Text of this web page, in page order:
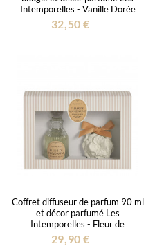
Intemporelles - Vanille Dorée
32,50 €
Coffret diffuseur de parfum 90 ml
et décor parfumé Les
Intemporelles - Fleur de
Mandarine
29,90 €